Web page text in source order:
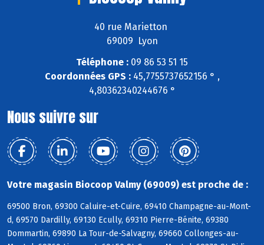
40 rue Marietton
69009 Lyon
Téléphone : 09 86 53 51 15
Coordonnées GPS :45,7755737652156 ° ,
4,80362340244676 °
Nous suivre sur
Votre magasin Biocoop Valmy (69009) est proche de :
69500 Bron, 69300 Caluire-et-Cuire, 69410 Champagne-au-Mont-
d, 69570 Dardilly, 69130 Ecully, 69310 Pierre-Bénite, 69380
Dommartin, 69890 La Tour-de-Salvagny, 69660 Collonges-au-